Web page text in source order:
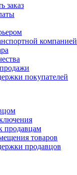
заказ
компанией
покупателей
продавцам
товаров
продавцов